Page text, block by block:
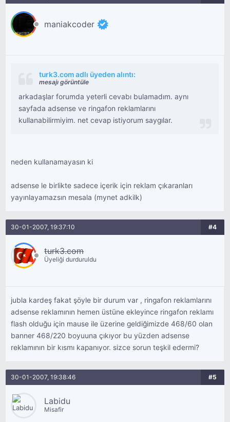
maniakcoder
turk3.com adlı üyeden alıntı:
mesajı görüntüle
arkadaşlar forumda yeterli cevabı bulamadım. aynı
sayfada adsense ve ringafon reklamlarını
kullanabilirmiyim. net cevap istiyorum saygılar.
neden kullanamayasın ki
adsense le birlikte sadece içerik için reklam çıkaranları
yayınlayamazsın mesala (mynet adkilk)
30-01-2007, 19:37:10 #4
turk3.com
Üyeliği durduruldu
jubla kardeş fakat şöyle bir durum var , ringafon reklamlarını
adsense reklamının hemen üstüne ekleyince ringafon reklamı
flash olduğu için mause ile üzerine geldiğimizde 468/60 olan
banner 468/220 boyuuna çıkıyor bu yüzden adsense
reklamının bir kısmı kapanıyor. sizce sorun teşkil edermi?
30-01-2007, 19:38:46 #5
Labidu
Misafir